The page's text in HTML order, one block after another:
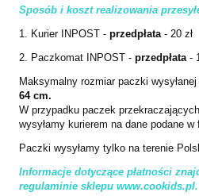
Sposób i koszt realizowania
1. Kurier INPOST - przedpłata- 20 zł
2. Paczkomat INPOST - przedpłata-
Maksymalny rozmiar paczki
64 cm.
W przypadku paczek
wysyłamy kurierem na dane podane
Paczki wysyłamy tylko na terenie
Informacje dotyczące płatności
regulaminie sklepu www.cookids.pl.